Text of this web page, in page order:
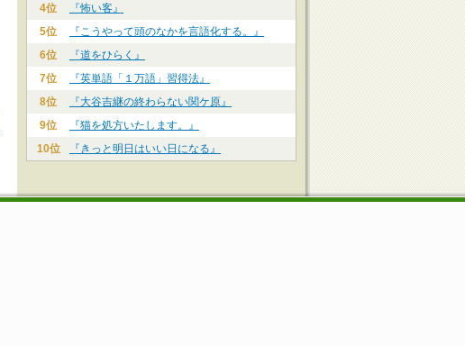
4位
『怖い客』
5位
『こうやって頭のなかを言語化する。』
6位
『道をひらく』
7位
『英単語「１万語」習得法』
8位
『大谷吉継の終わらない関ケ原』
9位
『猫を処方いたします。』
10位
『きっと明日はいい日になる』